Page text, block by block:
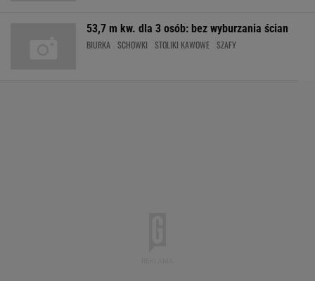
53,7 m kw. dla 3 osób: bez wyburzania ścian
BIURKA SCHOWKI STOLIKI KAWOWE SZAFY